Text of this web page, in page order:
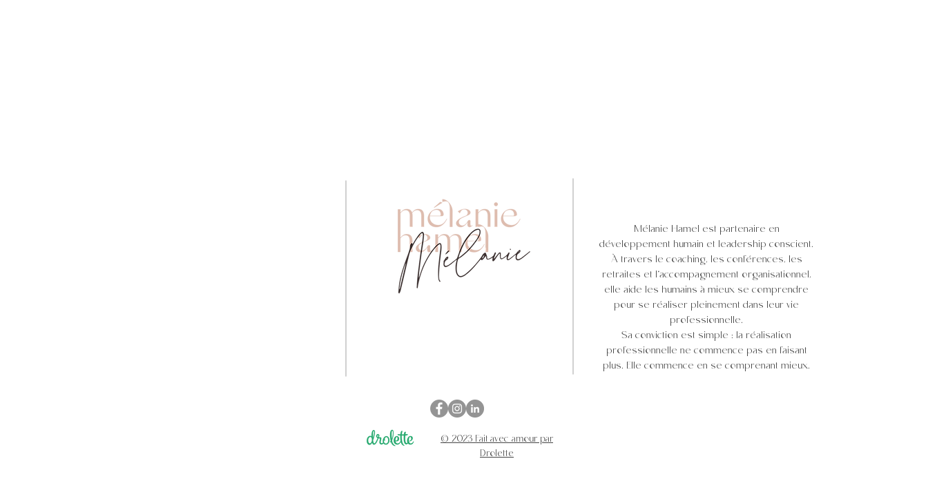
Mélanie Hamel est partenaire en
développement humain et leadership conscient.
À travers le coaching, les conférences, les
retraites et l’accompagnement organisationnel,
elle aide les humains à mieux se comprendre
pour se réaliser pleinement dans leur vie
professionnelle.
Sa conviction est simple : la réalisation
professionnelle ne commence pas en faisant
plus. Elle commence en se comprenant mieux.
© 2023 Fait avec amour par
Drolette